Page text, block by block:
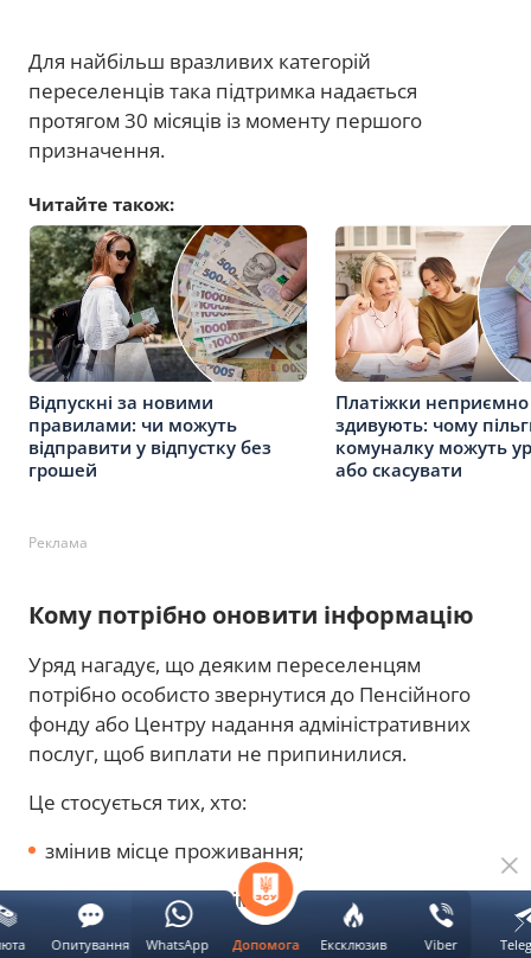
Для найбільш вразливих категорій
переселенців така підтримка надається
протягом 30 місяців із моменту першого
призначення.
Читайте також:
Відпускні за новими
правилами: чи можуть
відправити у відпустку без
грошей
Платіжки неприємно
здивують: чому
комуналку можуть
або скасувати
Реклама
Кому потрібно оновити інформацію
Уряд нагадує, що деяким переселенцям
потрібно особисто звернутися до Пенсійного
фонду або Центру надання адміністративних
послуг, щоб виплати не припинилися.
Це стосується тих, хто:
змінив місце проживання;
має зміни у складі сім'ї;
вперше оформлює допомогу на дитину;
Допомога Ексклюзив Viber
Опитування WhatsApp